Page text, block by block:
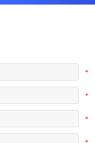
*
*
*